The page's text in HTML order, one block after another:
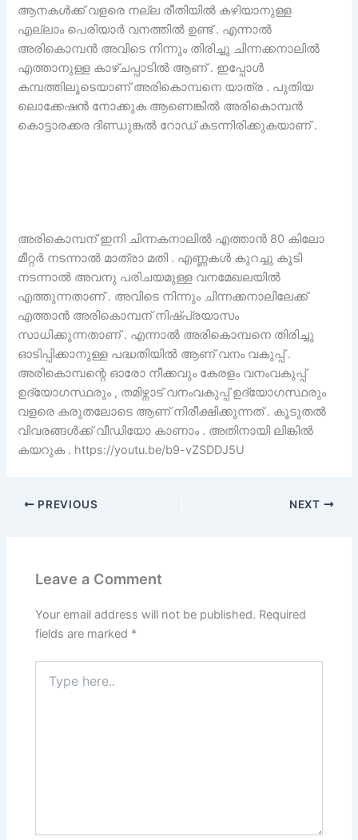
ആനകൾക്ക് വളരെ നല്ല രീതിയിൽ കഴിയാനുള്ള
എല്ലാം പെരിയാർ വനത്തിൽ ഉണ്ട് . എന്നാൽ
അരികൊമ്പൻ അവിടെ നിന്നും തിരിച്ചു ചിന്നക്കനാലിൽ
എത്താനുള്ള കാഴ്ചപ്പാടിൽ ആണ് . ഇപ്പോൾ
കമ്പത്തിലൂടെയാണ് അരികൊമ്പനെ യാത്ര . പുതിയ
ലൊക്കേഷൻ നോക്കുക ആണെങ്കിൽ അരികൊമ്പൻ
കൊട്ടാരക്കര ദിണ്ഡുങ്കൽ റോഡ് കടന്നിരിക്കുകയാണ് .
അരികൊമ്പന് ഇനി ചിന്നകനാലിൽ എത്താൻ 80 കിലോ
മീറ്റർ നടന്നാൽ മാത്രാ മതി . എണ്ണകൾ കുറച്ചു കൂടി
നടന്നാൽ അവനു പരിചയമുള്ള വനമേഖലയിൽ
എത്തുന്നതാണ് . അവിടെ നിന്നും ചിന്നക്കനാലിലേക്ക്
എത്താൻ അരികൊമ്പന് നിഷ്പ്രയാസം
സാധിക്കുന്നതാണ് . എന്നാൽ അരികൊമ്പനെ തിരിച്ചു
ഓടിപ്പിക്കാനുള്ള പദ്ധതിയിൽ ആണ് വനം വകുപ്പ് .
അരികൊമ്പന്റെ ഓരോ നീക്കവും കേരളം വനംവകുപ്പ്
ഉദ്യോഗസ്ഥരും , തമിഴ്നാട് വനംവകുപ്പ് ഉദ്യോഗസ്ഥരും
വളരെ കരുതലോടെ ആണ് നിരീക്ഷിക്കുന്നത് . കൂടുതൽ
വിവരങ്ങൾക്ക് വീഡിയോ കാണാം . അതിനായി ലിങ്കിൽ
കയറുക . https://youtu.be/b9-vZSDDJ5U
PREVIOUS NEXT
Leave a Comment
Your email address will not be published. Required
fields are marked *
here..